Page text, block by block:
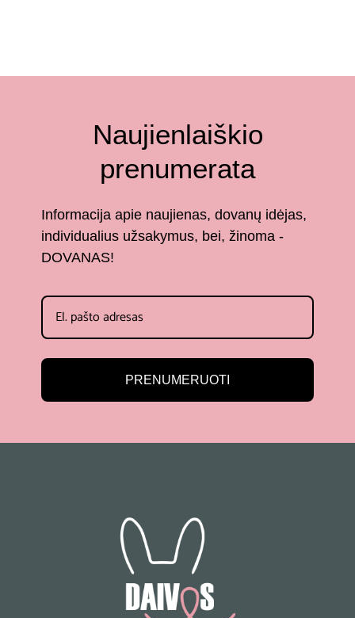
Naujienlaiškio
prenumerata
Informacija apie naujienas, dovanų idėjas,
individualius užsakymus, bei, žinoma -
DOVANAS!
PRENUMERUOTI